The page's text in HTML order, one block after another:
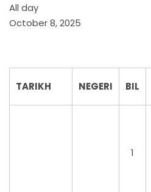
All day
October 8, 2025
TARIKH NEGERI BIL
1